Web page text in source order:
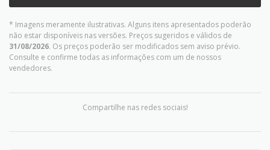
* Imagens meramente ilustrativas. Alguns itens apresentados poderão
não estar disponíveis nas versões. Preços sugeridos e válidos de
31/08/2026. Os preços poderão ser modificados sem aviso prévio.
Consulte e confirme todas as informações com um de nossos
vendedores.
Compartilhe nas redes sociais!